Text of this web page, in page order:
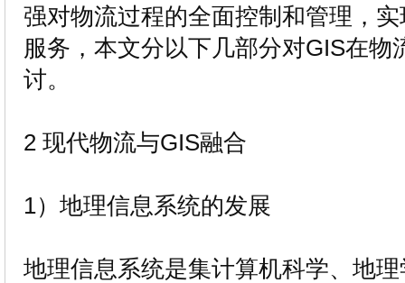
强对物流过程的全面控制和管理，
服务，本文分以下几部分对GIS在物
讨。
2 现代物流与GIS融合
1）地理信息系统的发展
地理信息系统是集计算机科学、地